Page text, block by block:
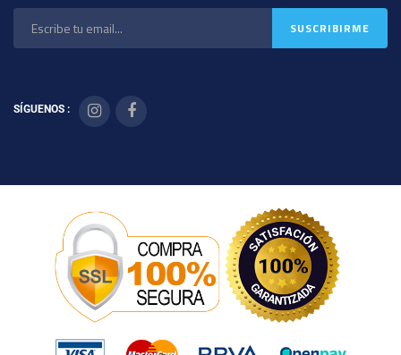
SÍGUENOS :